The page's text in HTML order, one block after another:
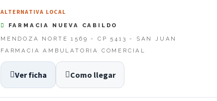
ALTERNATIVA LOCAL
FARMACIA NUEVA CABILDO
MENDOZA NORTE 1569 - CP 5413 - SAN JUAN
FARMACIA AMBULATORIA COMERCIAL
Ver ficha Como llegar